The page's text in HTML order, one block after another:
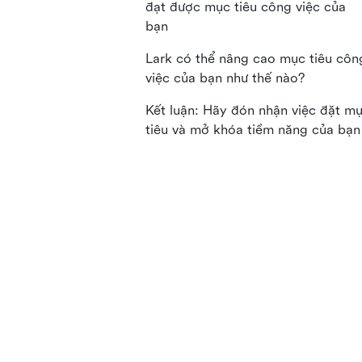
đạt được mục tiêu công việc của
bạn
Lark có thể nâng cao mục tiêu
việc của bạn như thế nào?
Kết luận: Hãy đón nhận việc đặt
tiêu và mở khóa tiềm năng của bạn